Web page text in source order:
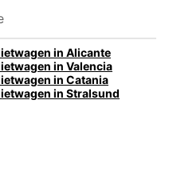
in Alicante
in Valencia
in Catania
in Stralsund